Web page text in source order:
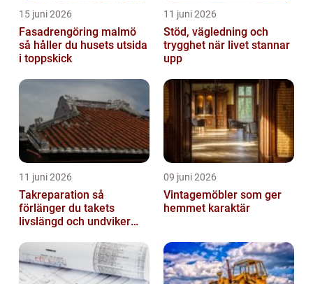
15 juni 2026
Fasadrengöring malmö
så håller du husets utsida
i toppskick
11 juni 2026
Stöd, vägledning och
trygghet när livet stannar
upp
11 juni 2026
Takreparation så
förlänger du takets
livslängd och undviker
09 juni 2026
Vintagemöbler som ger
hemmet karaktär